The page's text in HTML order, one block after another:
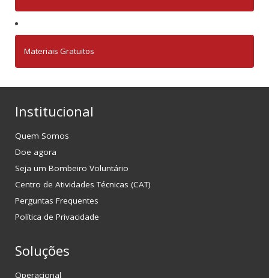
Materiais Gratuitos
Institucional
Quem Somos
Doe agora
Seja um Bombeiro Voluntário
Centro de Atividades Técnicas (CAT)
Perguntas Frequentes
Política de Privacidade
Soluções
Operacional